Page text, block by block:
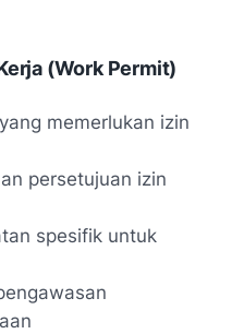
(Work Permit)
memerlukan izin
persetujuan izin
spesifik untuk